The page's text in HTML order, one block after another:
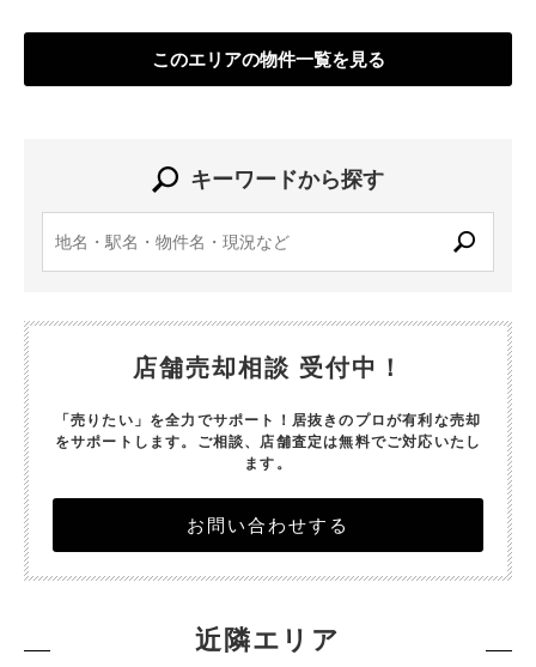
このエリアの物件一覧を見る
キーワードから探す
店舗売却相談 受付中！
「売りたい」を全力でサポート！居抜きのプロが有利な売却
をサポートします。 ご相談、店舗査定は無料でご対応いたし
ます。
お問い合わせする
近隣エリア